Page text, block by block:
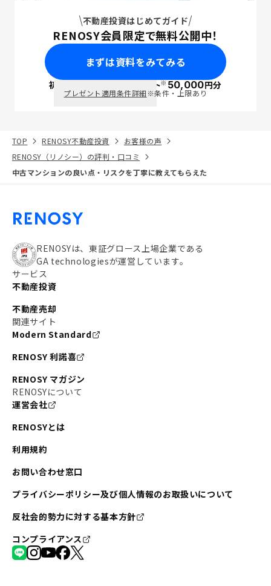
不動産投資はじめてガイド
RENOSY会員限定で無料公開中！
まずは資料をみてみる
初回面談で ポイント※50,000円分
プレゼント適用条件詳細※条件・上限あり
TOP RENOSY不動産投資
お客様の声
RENOSY（リノシー）の評判・口コミ
中古マンションの良い点・リスクを丁寧に教えてもらえた
RENOSYは、東証グロース上場企業である
GA technologiesが運営しています。
サービス
不動産投資
不動産売却
関連サイト
Modern Standard
RENOSY 利諾喜
RENOSY マガジン
RENOSYについて
運営会社
RENOSYとは
利用規約
お問い合わせ窓口
プライバシーポリシー及び個人情報のお取扱いについて
反社会的勢力に対する基本方針
コンプライアンス